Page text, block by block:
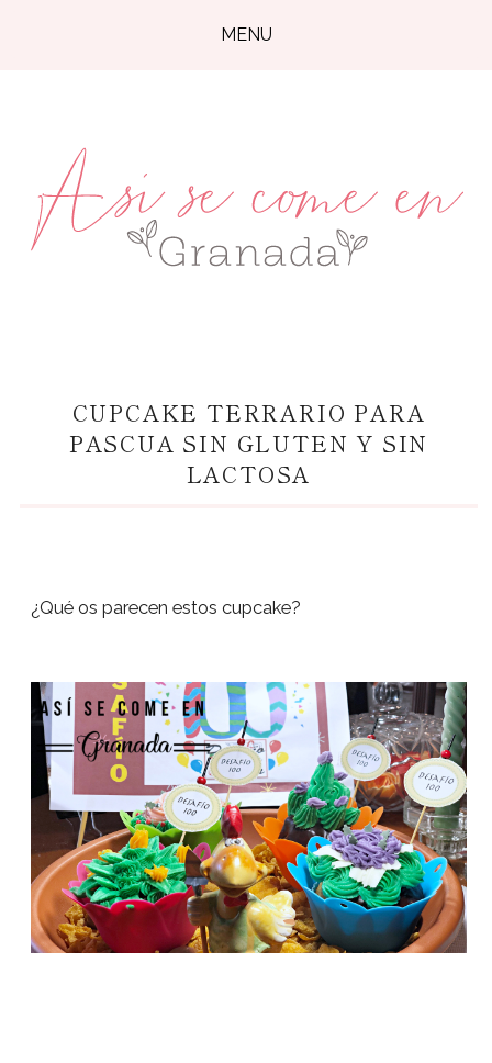
MENU
CUPCAKE TERRARIO PARA
PASCUA SIN GLUTEN Y SIN
LACTOSA
¿Qué os parecen estos cupcake?